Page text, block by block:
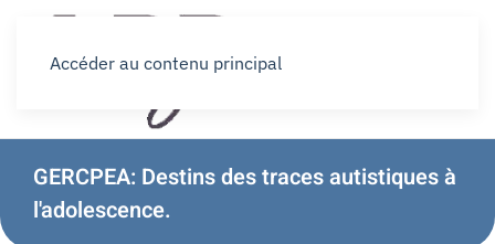
Accéder au contenu principal
GERCPEA: Destins des traces autistiques à
l'adolescence.